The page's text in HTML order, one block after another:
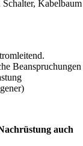
Kabelbaum
Beanspruchungen
auch